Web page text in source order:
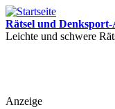
Rätsel und
Leichte und schwere
Anzeige